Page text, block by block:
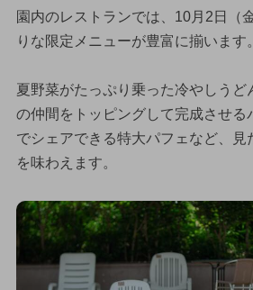
園内のレストランでは、10月2日（
りな限定メニューが豊富に揃います。
夏野菜がたっぷり乗った冷やしうど
の仲間をトッピングして完成させる
でシェアできる特大パフェなど、見
を味わえます。